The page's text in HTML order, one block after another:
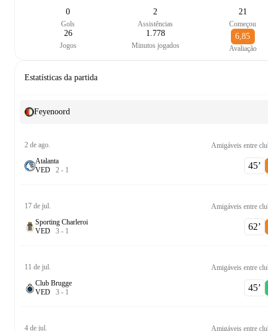
0
Gols
2
Assistências
21
Começou
26
Jogos
1.778
Minutos jogados
6,85
Avaliação
Estatísticas da partida
Feyenoord
2 de ago.
Amigáveis entre
Atalanta
VED 2 - 1 45‎’‎
17 de jul.
Amigáveis entre
Sporting Charleroi
VED 3 - 1 62‎’‎
11 de jul.
Amigáveis entre
Club Brugge
VED 3 - 1 45‎’‎
4 de jul.
Amigáveis entre